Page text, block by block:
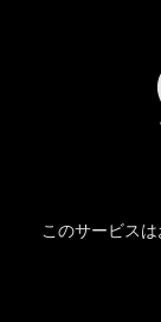
このサービス